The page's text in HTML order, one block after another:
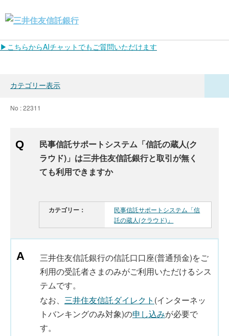
▶こちらからAIチャットでもご質問いただけます
カテゴリー表示
No : 22311
民事信託サポートシステム「信託の蔵人(ク
ラウド)」は三井住友信託銀行と取引が無く
ても利用できますか
カテゴリー：
民事信託サポートシステム「信
託の蔵人(クラウド)」
三井住友信託銀行の信託口口座(普通預金)をご
利用の受託者さまのみがご利用いただけるシス
テムです。
なお、 三井住友信託ダイレクト (インターネッ
トバンキングのみ対象)の申し込みが必要で
す。